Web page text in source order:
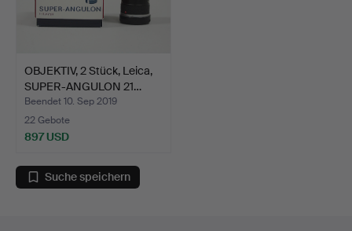
OBJEKTIV, 2 Stück, Leica,
SUPER-ANGULON 21…
Beendet 10. Sep 2019
22 Gebote
897 USD
Suche speichern